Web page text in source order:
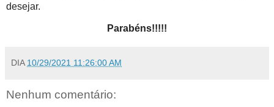
desejar.
Parabéns!!!!!
DIA 10/29/2021 11:26:00 AM
Nenhum comentário: